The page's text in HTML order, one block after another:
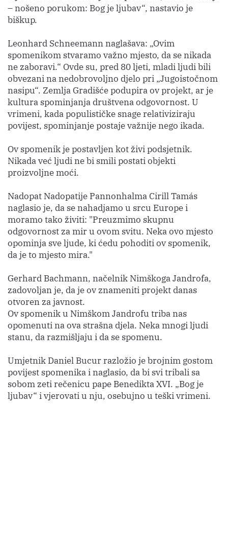
– nošeno porukom: Bog je ljubav“, nastavio je
biškup.
Leonhard Schneemann naglašava: „Ovim
spomenikom stvaramo važno mjesto, da se nikada
ne zaboravi.“ Ovde su, pred 80 ljeti, mladi ljudi bili
obvezani na nedobrovoljno djelo pri „Jugoistočnom
nasipu“. Zemlja Gradišće podupira ov projekt, ar je
kultura spominjanja društvena odgovornost. U
vrimeni, kada populističke snage relativiziraju
povijest, spominjanje postaje važnije nego ikada.
Ov spomenik je postavljen kot živi podsjetnik.
Nikada već ljudi ne bi smili postati objekti
proizvoljne moći.
Nadopat Nadopatije Pannonhalma Cirill Tamás
naglasio je, da se nahadjamo u srcu Europe i
moramo tako živiti: "Preuzmimo skupnu
odgovornost za mir u ovom svitu. Neka ovo mjesto
opominja sve ljude, ki ćedu pohoditi ov spomenik,
da je to mjesto mira."
Gerhard Bachmann, načelnik Nimškoga Jandrofa,
zadovoljan je, da je ov znameniti projekt danas
otvoren za javnost.
Ov spomenik u Nimškom Jandrofu triba nas
opomenuti na ova strašna djela. Neka mnogi ljudi
stanu, da razmišljaju i da se spomenu.
Umjetnik Daniel Bucur razložio je brojnim gostom
povijest spomenika i naglasio, da bi svi tribali sa
sobom zeti rečenicu pape Benedikta XVI. „Bog je
ljubav“ i vjerovati u nju, osebujno u teški vrimeni.